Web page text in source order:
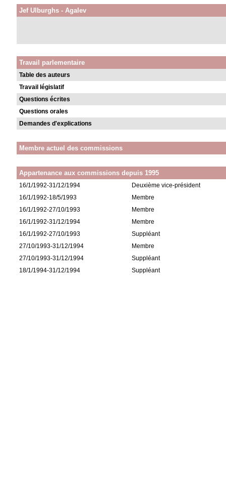
Jef Ulburghs - Agalev
Travail parlementaire
Table des auteurs
Travail législatif
Questions écrites
Questions orales
Demandes d'explications
Membre actuel des commissions
Appartenance aux commissions depuis 1995
16/1/1992-31/12/1994
Deuxième vice-président
16/1/1992-18/5/1993
Membre
16/1/1992-27/10/1993
Membre
16/1/1992-31/12/1994
Membre
16/1/1992-27/10/1993
Suppléant
27/10/1993-31/12/1994
Membre
27/10/1993-31/12/1994
Suppléant
18/1/1994-31/12/1994
Suppléant